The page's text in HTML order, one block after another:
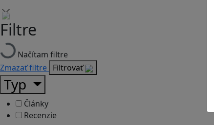
Filtre
Načítam filtre
Zmazať filtre Filtrovať
Typ
Články
Recenzie